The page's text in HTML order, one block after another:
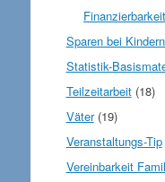
Finanzierbarkeit
Sparen bei
Statistik-
Teilzeitarbeit(18)
Väter(19)
Veranstaltungs-Tip
Vereinbarkeit